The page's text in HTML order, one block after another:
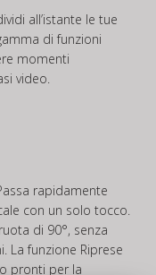
all’istante le tue
di funzioni
momenti
video.
rapidamente
con un solo tocco.
di 90°, senza
La funzione Riprese
pronti per la